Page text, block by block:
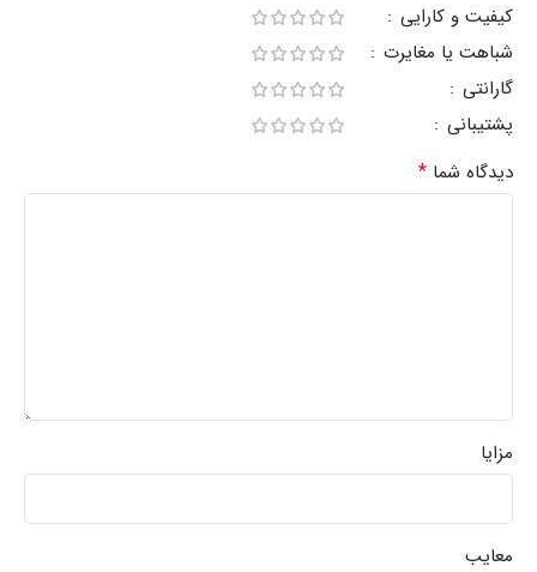
کیفیت و کارایی
شباهت یا مغایرت
گارانتی
پشتیبانی
دیدگاه شما *
مزایا
معایب